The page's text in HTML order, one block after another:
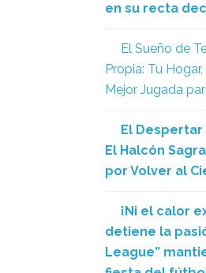
en su recta
El Sueño de
Propia: Tu
Mejor Jugada
El Despertar
El Halcón
por Volver al
¡Ni el calor
detiene la
League”